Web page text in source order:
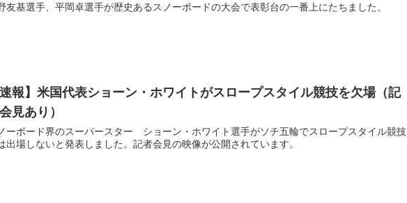
友基選手、平岡卓選手が歴史あるスノーボードの大会で表彰台の一番上にたちました。
速報】米国代表ショーン・ホワイトがスロープスタイル競技を欠場（記
見あり）
ーボード界のスーパースター ショーン・ホワイト選手がソチ五輪でスロープスタイル競技
出場しないと発表しました。記者会見の映像が公開されています。